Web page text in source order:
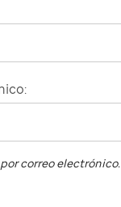
correo electrónico.